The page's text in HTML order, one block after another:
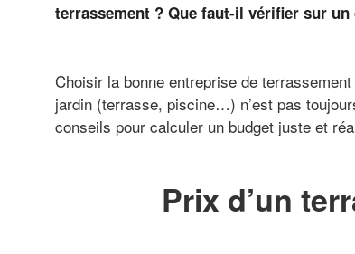
terrassement ? Que faut-il vérifier sur
Choisir la bonne entreprise de
jardin (terrasse, piscine…) n’est pas
conseils pour calculer un budget juste et
Prix d’un